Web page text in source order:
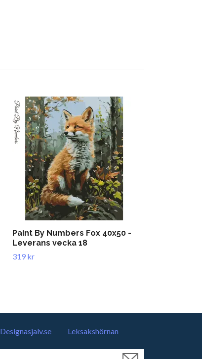
Paint By Numbers Fox 40x50 -
Leverans vecka 18
319 kr
Designasjalv.se Leksakshörnan